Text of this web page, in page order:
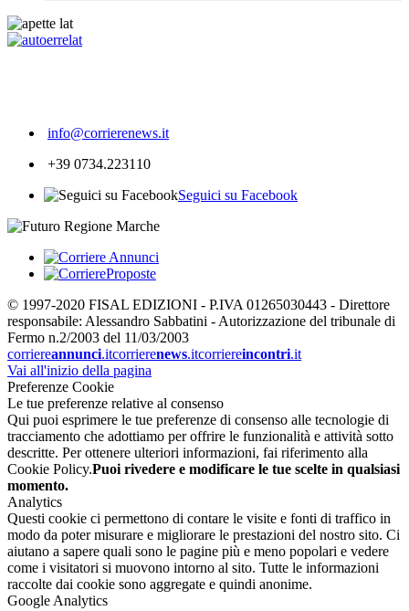
info@corrierenews.it
+39 0734.223110
Seguici su Facebook
© 1997-2020 FISAL EDIZIONI - P.IVA 01265030443 - Direttore
responsabile: Alessandro Sabbatini - Autorizzazione del tribunale di
Fermo n.2/2003 del 11/03/2003
corriereannunci.itcorrierenews.itcorriereincontri.it
Vai all'inizio della pagina
Preferenze Cookie
Le tue preferenze relative al consenso
Qui puoi esprimere le tue preferenze di consenso alle tecnologie di
tracciamento che adottiamo per offrire le funzionalità e attività sotto
descritte. Per ottenere ulteriori informazioni, fai riferimento alla
Cookie Policy.Puoi rivedere e modificare le tue scelte in qualsiasi
momento.
Analytics
Questi cookie ci permettono di contare le visite e fonti di traffico in
modo da poter misurare e migliorare le prestazioni del nostro sito. Ci
aiutano a sapere quali sono le pagine più e meno popolari e vedere
come i visitatori si muovono intorno al sito. Tutte le informazioni
raccolte dai cookie sono aggregate e quindi anonime.
Google Analytics